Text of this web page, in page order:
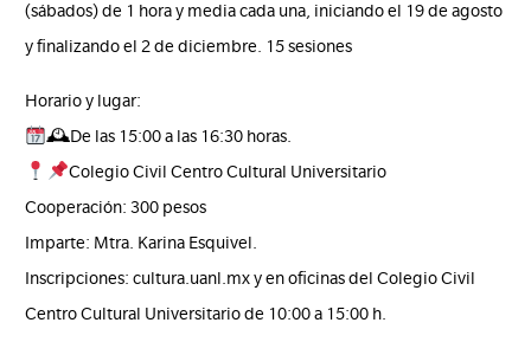
(sábados) de 1 hora y media cada una, iniciando el 19 de agosto
y finalizando el 2 de diciembre. 15 sesiones
Horario y lugar:
🕰De las 15:00 a las 16:30 horas.
Colegio Civil Centro Cultural Universitario
Cooperación: 300 pesos
Imparte: Mtra. Karina Esquivel.
Inscripciones: cultura.uanl.mx y en oficinas del Colegio Civil
Centro Cultural Universitario de 10:00 a 15:00 h.